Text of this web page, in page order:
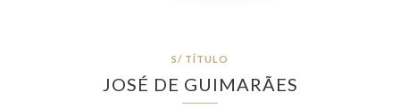
S/ TÍTULO
JOSÉ DE GUIMARÃES